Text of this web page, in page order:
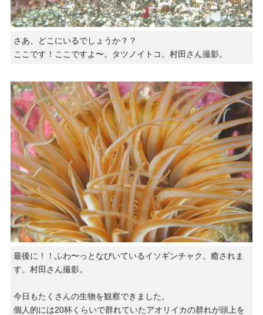
さあ、どこにいるでしょうか？？
ここです！ここですよ〜。タツノイトコ。村田さん撮影。
最後に！！ふわ〜っとなびいているイソギンチャク。癒されま
す。村田さん撮影。
今日もたくさんの生物を観察できました。
個人的には20杯くらいで群れていたアオリイカの群れが頭上を